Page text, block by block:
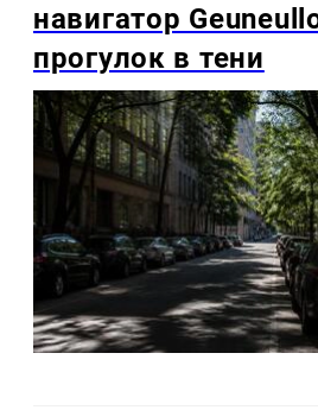
навигатор
прогулок в тени